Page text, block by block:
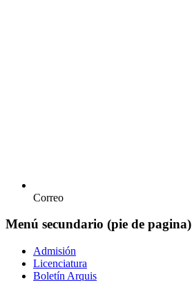
Correo
Menú secundario (pie de pagina)
Admisión
Licenciatura
Boletín Arquis